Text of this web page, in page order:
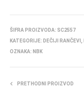
ŠIFRA PROIZVODA: SC2557
KATEGORIJE: DEČIJI RANČEVI
OZNAKA: NBK
PRETHODNI PROIZVOD